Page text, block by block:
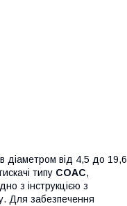
діаметром від 4,5 до 19,6
типу СОАС,
з інструкцією з
Для забезпечення